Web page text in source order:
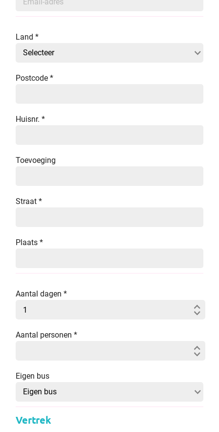
Land *
Postcode *
Huisnr. *
Toevoeging
Straat *
Plaats *
Aantal dagen *
Aantal personen *
Eigen bus
Vertrek